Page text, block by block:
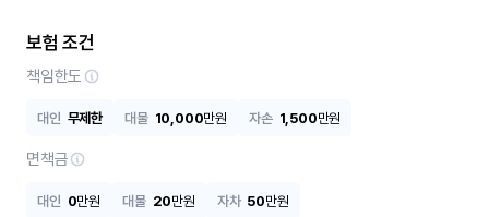
보험 조건
책임한도
대인 무제한 대물 10,000만원 자손 1,500만원
면책금
대인 0만원 대물 20만원 자차 50만원